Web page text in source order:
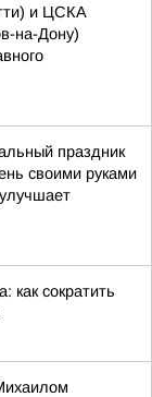
и ЦСКА
на-Дону)
праздник
своими руками
как сократить